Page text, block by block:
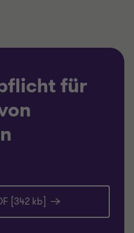
für
[342 kb]